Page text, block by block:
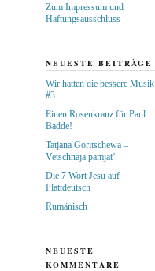
Zum Impressum und
Haftungsausschluss
NEUESTE BEITRÄGE
Wir hatten die bessere Musik
#3
Einen Rosenkranz für Paul
Badde!
Tatjana Goritschewa –
Vetschnaja pamjat‘
Die 7 Wort Jesu auf
Plattdeutsch
Rumänisch
NEUESTE
KOMMENTARE